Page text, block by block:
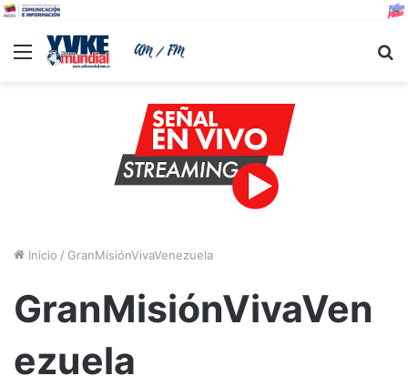
Menu
Inicio / GranMisiónVivaVenezuela
GranMisiónVivaVen
ezuela